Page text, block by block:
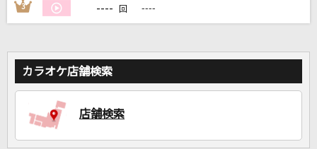
DAMに会員登録・ログインして
3 ---- 回 ----
カラオケ店舗検索
店舗検索